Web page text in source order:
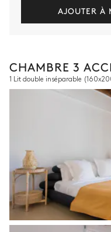
AJOUTER À
CHAMBRE 3
1 Lit double inséparable